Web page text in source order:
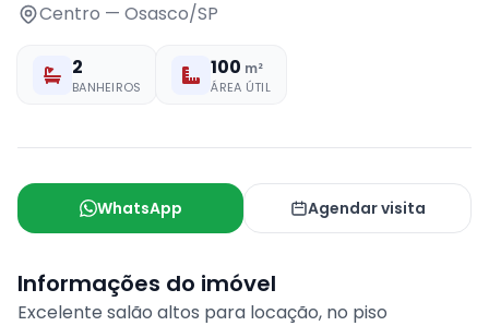
Centro — Osasco/SP
2
BANHEIROS
100 m²
ÁREA ÚTIL
WhatsApp Agendar visita
Informações do imóvel
Excelente salão altos para locação, no piso